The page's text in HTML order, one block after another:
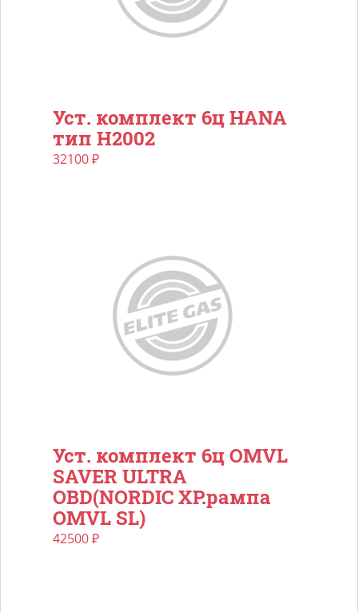
Уст. комплект 6ц HANA
тип H2002
32100₽
Уст. комплект 6ц OMVL
SAVER ULTRA
OBD(NORDIC XP.рампа
OMVL SL)
42500₽